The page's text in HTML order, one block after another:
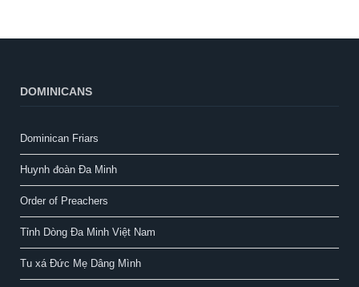
DOMINICANS
Dominican Friars
Huynh đoàn Đa Minh
Order of Preachers
Tỉnh Dòng Đa Minh Việt Nam
Tu xá Đức Mẹ Dâng Mình